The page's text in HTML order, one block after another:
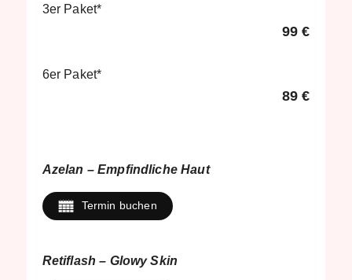
3er Paket*
99 €
6er Paket*
89 €
Azelan – Empfindliche Haut
Termin buchen
Retiflash – Glowy Skin